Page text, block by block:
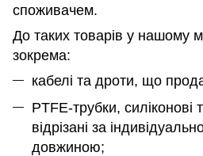
споживачем.
До таких товарів у нашому
зокрема:
кабелі та дроти, що
PTFE-трубки, силіконові
відрізані за
довжиною;